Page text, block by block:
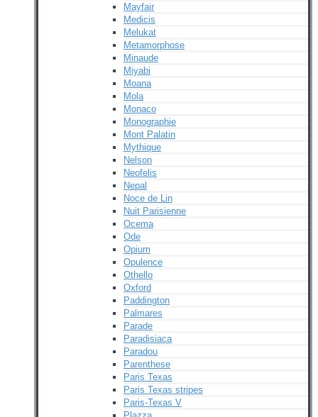
Mayfair
Medicis
Melukat
Metamorphose
Minaude
Miyabi
Moana
Mola
Monaco
Monographie
Mont Palatin
Mythique
Nelson
Neofelis
Nepal
Noce de Lin
Nuit Parisienne
Ocema
Ode
Opium
Opulence
Othello
Oxford
Paddington
Palmares
Parade
Paradisiaca
Paradou
Parenthese
Paris Texas
Paris Texas stripes
Paris-Texas V